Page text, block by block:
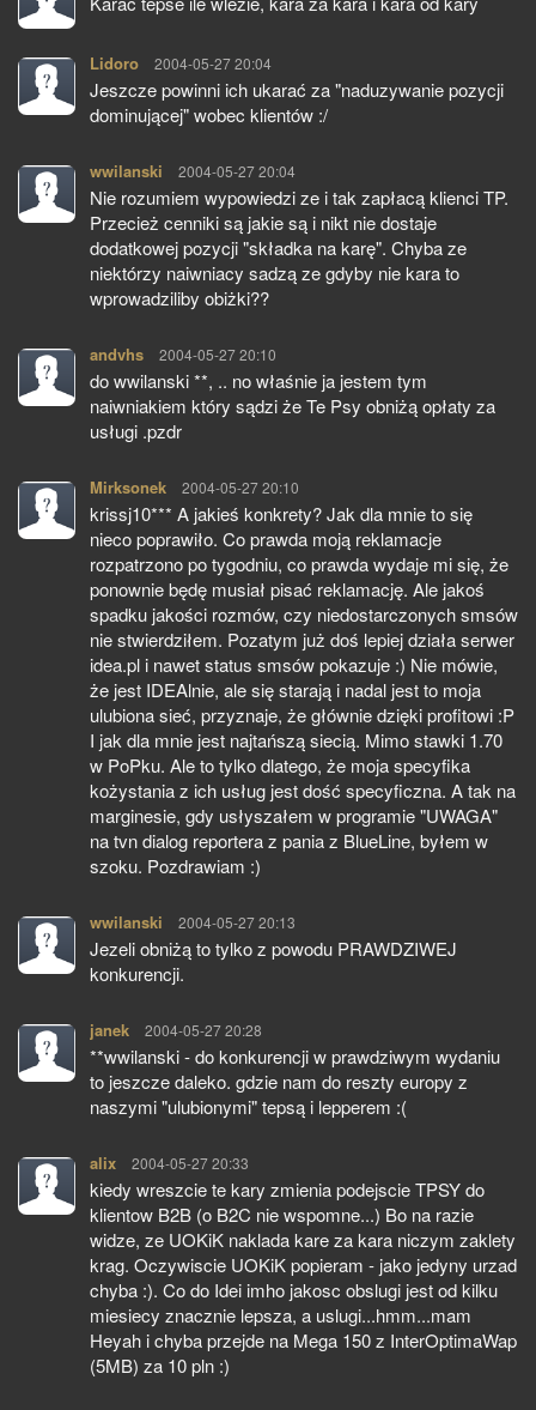
Lidoro pisze:
2004-05-27 20:04
Jeszcze powinni ich ukarać za "naduzywanie pozycji
dominującej" wobec klientów :/
wwilanski pisze:
2004-05-27 20:04
Nie rozumiem wypowiedzi ze i tak zapłacą klienci TP.
Przecież cenniki są jakie są i nikt nie dostaje
dodatkowej pozycji "składka na karę". Chyba ze
niektórzy naiwniacy sadzą ze gdyby nie kara to
wprowadziliby obiżki??
andvhs pisze:
2004-05-27 20:10
do wwilanski **, .. no właśnie ja jestem tym
naiwniakiem który sądzi że Te Psy obniżą opłaty za
usługi .pzdr
Mirksonek pisze:
2004-05-27 20:10
krissj10*** A jakieś konkrety? Jak dla mnie to się
nieco poprawiło. Co prawda moją reklamacje
rozpatrzono po tygodniu, co prawda wydaje mi się, że
ponownie będę musiał pisać reklamację. Ale jakoś
spadku jakości rozmów, czy niedostarczonych smsów
nie stwierdziłem. Pozatym już doś lepiej działa serwer
idea.pl i nawet status smsów pokazuje :) Nie mówie,
że jest IDEAlnie, ale się starają i nadal jest to moja
ulubiona sieć, przyznaje, że głównie dzięki profitowi :P
I jak dla mnie jest najtańszą siecią. Mimo stawki 1.70
w PoPku. Ale to tylko dlatego, że moja specyfika
kożystania z ich usług jest dość specyficzna. A tak na
marginesie, gdy usłyszałem w programie "UWAGA"
na tvn dialog reportera z pania z BlueLine, byłem w
szoku. Pozdrawiam :)
wwilanski pisze:
2004-05-27 20:13
Jezeli obniżą to tylko z powodu PRAWDZIWEJ
konkurencji.
janek pisze:
2004-05-27 20:28
**wwilanski - do konkurencji w prawdziwym wydaniu
to jeszcze daleko. gdzie nam do reszty europy z
naszymi "ulubionymi" tepsą i lepperem :(
alix pisze:
2004-05-27 20:33
kiedy wreszcie te kary zmienia podejscie TPSY do
klientow B2B (o B2C nie wspomne...) Bo na razie
widze, ze UOKiK naklada kare za kara niczym zaklety
krag. Oczywiscie UOKiK popieram - jako jedyny urzad
chyba :). Co do Idei imho jakosc obslugi jest od kilku
miesiecy znacznie lepsza, a uslugi...hmm...mam
Heyah i chyba przejde na Mega 150 z InterOptimaWap
(5MB) za 10 pln :)